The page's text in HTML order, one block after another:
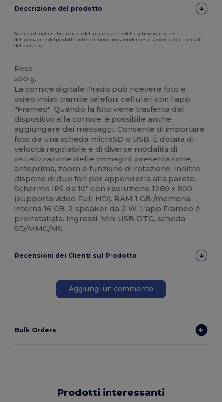
Descrizione del prodotto
Si prega di notare che, a causa della calibrazione dello schermo, il colore
dell'immagine del prodotto potrebbe non corrispondere esattamente al colore reale
del prodotto.
Peso
500 g.
La cornice digitale Prado può ricevere foto e
video inviati tramite telefoni cellulari con l'app
"Frameo". Quando la foto viene trasferita dal
dispositivo alla cornice, è possibile anche
aggiungere dei messaggi. Consente di importare
foto da una scheda microSD o USB. È dotata di
velocità regolabile e di diverse modalità di
visualizzazione delle immagini: presentazione,
anteprima, zoom e funzione di rotazione. Inoltre,
dispone di due fori per appenderla alla parete.
Schermo IPS da 10" con risoluzione 1280 x 800
(supporta video Full HD). RAM 1 GB /memoria
interna 16 GB. 2 speaker da 2 W. L'app Frameo è
preinstallata. Ingressi: Mini USB OTG, scheda
SD/MMC/MS.
Recensioni dei Clienti sul Prodotto
Aggiungi un commento
Bulk Orders
Prodotti interessanti